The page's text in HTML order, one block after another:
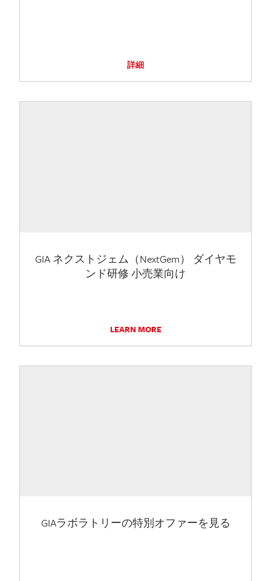
詳細
GIA ネクストジェム（NextGem） ダイヤモ
ンド研修 小売業向け
LEARN MORE
GIAラボラトリーの特別オファーを見る